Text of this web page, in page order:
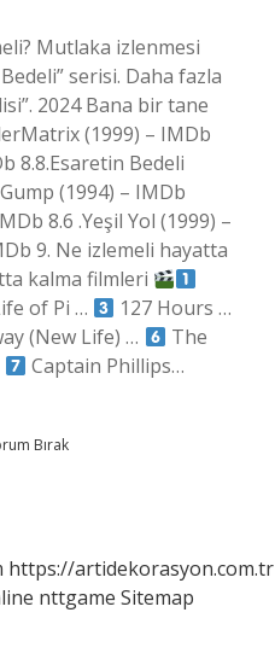
Mutlaka izlenmesi
serisi. Daha fazla
2024 Bana bir tane
(1999) – IMDb
8.8.Esaretin Bedeli
(1994) – IMDb
8.6 .Yeşil Yol (1999) –
9. Ne izlemeli hayatta
kalma filmleri
of Pi …
127 Hours …
(New Life) …
The
Captain Phillips…
Bırak
https://artidekorasyon.com.tr
nttgame Sitemap